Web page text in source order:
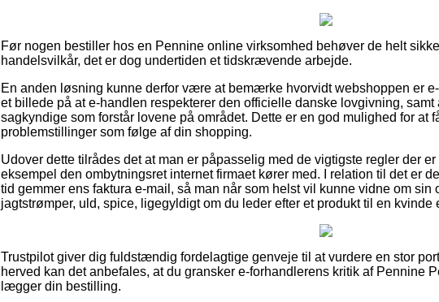
Før nogen bestiller hos en Pennine online virksomhed behøver de helt
handelsvilkår, det er dog undertiden et tidskrævende arbejde.
En anden løsning kunne derfor være at bemærke hvorvidt webshoppen er
et billede på at e-handlen respekterer den officielle danske lovgivning,
sagkyndige som forstår lovene på området. Dette er en god mulighed for at
problemstillinger som følge af din shopping.
Udover dette tilrådes det at man er påpasselig med de vigtigste regler der
eksempel den ombytningsret internet firmaet kører med. I relation til det er
tid gemmer ens faktura e-mail, så man når som helst vil kunne vidne om sin
jagtstrømper, uld, spice, ligegyldigt om du leder efter et produkt til en kvinde
Trustpilot giver dig fuldstændig fordelagtige genveje til at vurdere en stor
herved kan det anbefales, at du gransker e-forhandlerens kritik af Pennine
lægger din bestilling.